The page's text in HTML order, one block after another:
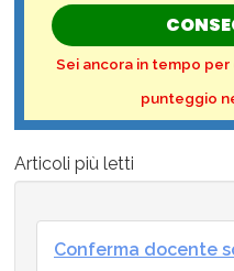
Sei ancora in tempo
punteggio
Articoli più letti
Conferma docente